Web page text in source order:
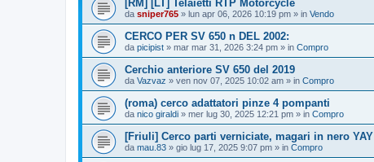
[RM] [LT] Telaietti RTP Motorcycle
da sniper765 » lun apr 06, 2026 10:19 pm » in Vendo
CERCO PER SV 650 n DEL 2002:
da picipist » mar mar 31, 2026 3:24 pm » in Compro
Cerchio anteriore SV 650 del 2019
da Vazvaz » ven nov 07, 2025 10:02 am » in Compro
(roma) cerco adattatori pinze 4 pompanti
da nico giraldi » mer lug 30, 2025 12:21 pm » in Compro
[Friuli] Cerco parti verniciate, magari in nero YAY
da mau.83 » gio lug 17, 2025 9:07 pm » in Compro